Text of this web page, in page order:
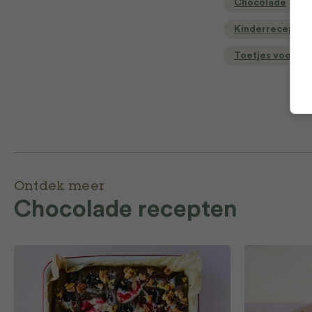
Chocolade
Kinderrecepten
Toetjes voor
Ontdek meer
Chocolade recepten